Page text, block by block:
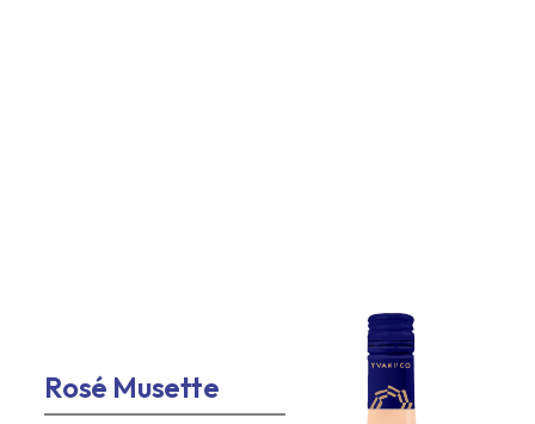
Rosé Musette